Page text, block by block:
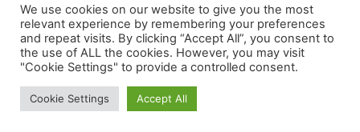
© Copyright 2022 ·Cărți Creștine| Creat de
wphostee.uk· Toate Drepturile Rezervate
We use cookies on our website to give you the most
relevant experience by remembering your preferences
and repeat visits. By clicking “Accept All”, you consent to
the use of ALL the cookies. However, you may visit
"Cookie Settings" to provide a controlled consent.
Cookie Settings Accept All